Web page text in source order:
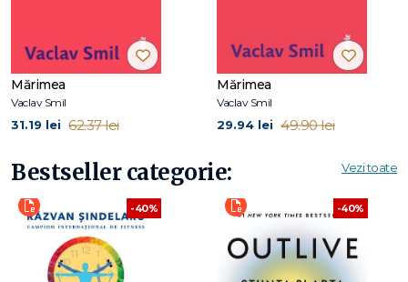
Mărimea
Vaclav Smil
31.19 lei 62.37 lei
Mărimea
Vaclav Smil
29.94 lei 49.90 lei
Bestseller categorie: Vezi toate
-40% -40%